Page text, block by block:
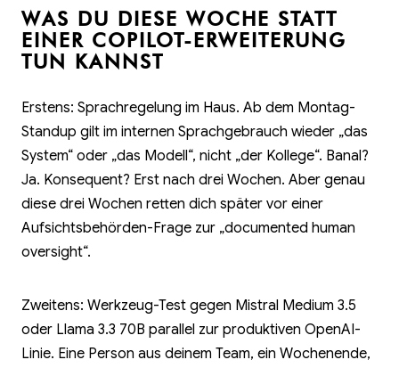
WAS DU DIESE WOCHE STATT
EINER COPILOT-ERWEITERUNG
TUN KANNST
Erstens: Sprachregelung im Haus. Ab dem Montag-
Standup gilt im internen Sprachgebrauch wieder „das
System“ oder „das Modell“, nicht „der Kollege“. Banal?
Ja. Konsequent? Erst nach drei Wochen. Aber genau
diese drei Wochen retten dich später vor einer
Aufsichts­behörden-Frage zur „documented human
oversight“.
Zweitens: Werkzeug-Test gegen Mistral Medium 3.5
oder Llama 3.3 70B parallel zur produktiven OpenAI-
Linie. Eine Person aus deinem Team, ein Wochenende,